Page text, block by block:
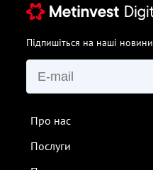
Підпишіться на наші новини
Про нас
Послуги